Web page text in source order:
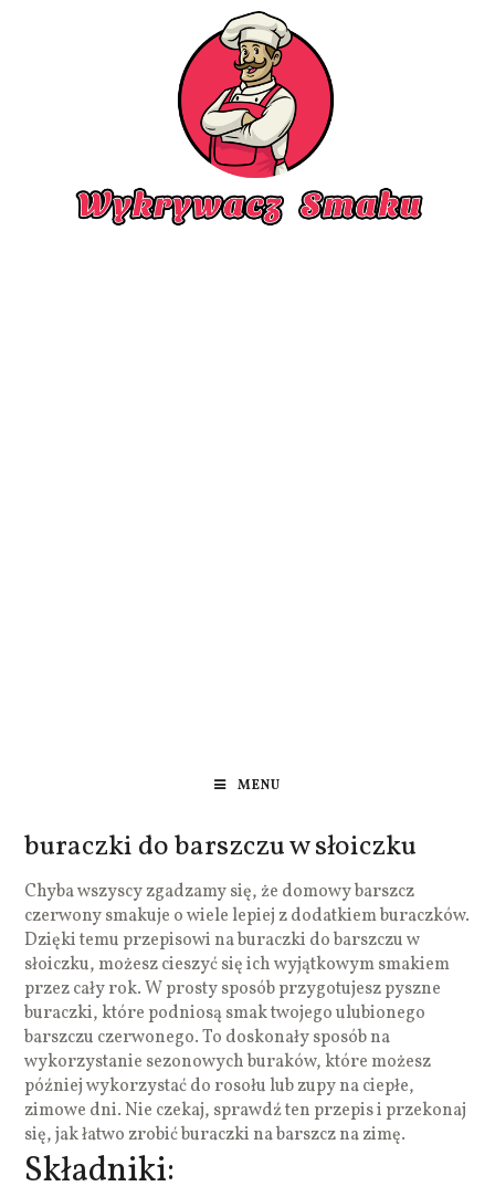
MENU
buraczki do barszczu w słoiczku
Chyba wszyscy zgadzamy się, że domowy barszcz
czerwony smakuje o wiele lepiej z dodatkiem buraczków.
Dzięki temu przepisowi na buraczki do barszczu w
słoiczku, możesz cieszyć się ich wyjątkowym smakiem
przez cały rok. W prosty sposób przygotujesz pyszne
buraczki, które podniosą smak twojego ulubionego
barszczu czerwonego. To doskonały sposób na
wykorzystanie sezonowych buraków, które możesz
później wykorzystać do rosołu lub zupy na ciepłe,
zimowe dni. Nie czekaj, sprawdź ten przepis i przekonaj
się, jak łatwo zrobić buraczki na barszcz na zimę.
Składniki: